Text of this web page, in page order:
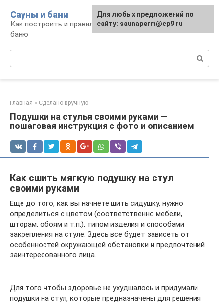
контенту
Сауны и бани
Как построить и правильно использовать
баню
Главная » Сделано вручную
Подушки на стулья своими руками —
пошаговая инструкция с фото и описанием
Как сшить мягкую подушку на стул
своими руками
Еще до того, как вы начнете шить сидушку, нужно
определиться с цветом (соответственно мебели,
шторам, обоям и т.п.), типом изделия и способами
закрепления на стуле. Здесь все будет зависеть от
особенностей окружающей обстановки и предпочтений
заинтересованного лица.
Для того чтобы здоровье не ухудшалось и придумали
подушки на стул, которые предназначены для решения
Для любых предложений по
сайту: saunaperm@cp9.ru